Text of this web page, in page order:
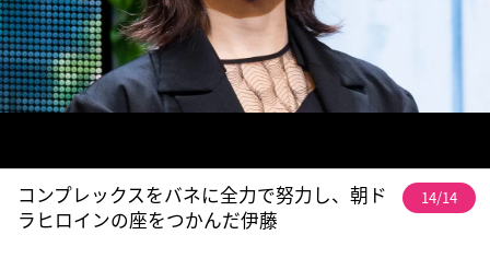
コンプレックスをバネに全力で努力し、朝ド
ラヒロインの座をつかんだ伊藤
14/14